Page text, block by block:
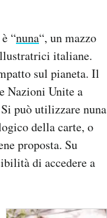
“nuna“, un mazzo
italiane.
sul pianeta. Il
Nazioni Unite a
può utilizzare nuna
della carte, o
proposta. Su
di accedere a